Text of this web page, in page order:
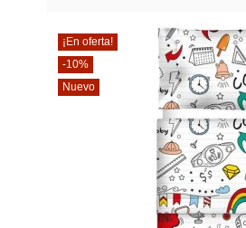
¡En oferta!
-10%
Nuevo